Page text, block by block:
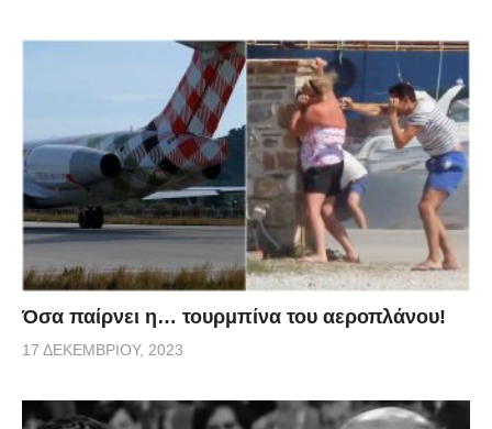
Όσα παίρνει η… τουρμπίνα του αεροπλάνου!
17 ΔΕΚΕΜΒΡΊΟΥ, 2023